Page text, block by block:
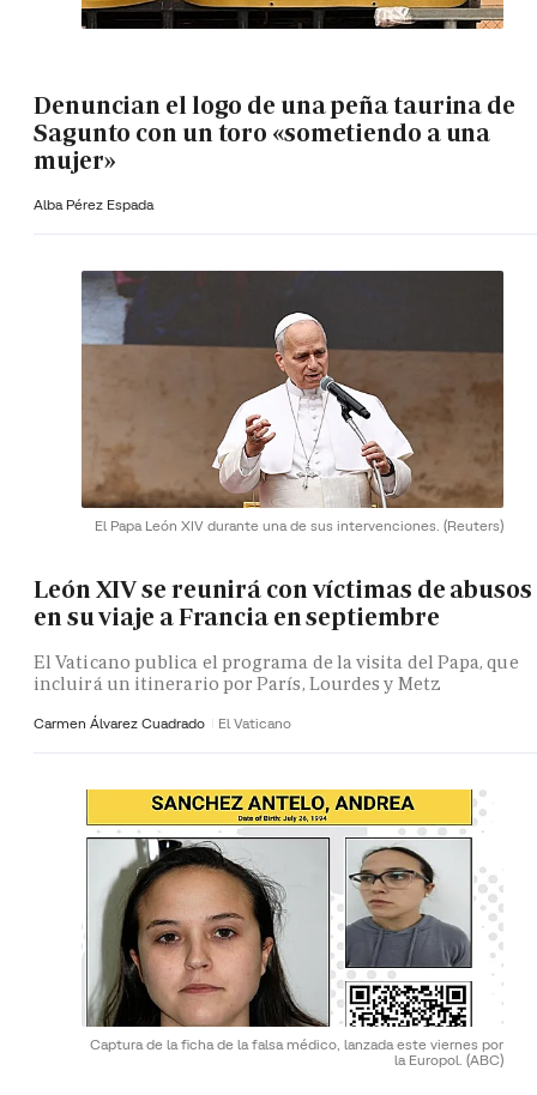
Denuncian el logo de una peña taurina de
Sagunto con un toro «sometiendo a una
mujer»
Alba Pérez Espada
El Papa León XIV durante una de sus intervenciones. (Reuters)
León XIV se reunirá con víctimas de abusos
en su viaje a Francia en septiembre
El Vaticano publica el programa de la visita del Papa, que
incluirá un itinerario por París, Lourdes y Metz
Carmen Álvarez Cuadrado El Vaticano
Captura de la ficha de la falsa médico, lanzada este viernes por
la Europol. (ABC)